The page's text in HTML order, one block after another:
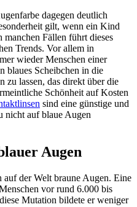
dagegen deutlich
gilt, wenn ein Kind
Fällen führt dieses
Trends. Vor allem in
wieder Menschen einer
blaues Scheibchen in die
zu lassen, das direkt über die
Schönheit auf Kosten
sind eine günstige und
nicht auf blaue Augen
Augen
der Welt braune Augen. Eine
vor rund 6.000 bis
Mutation bildete er weniger